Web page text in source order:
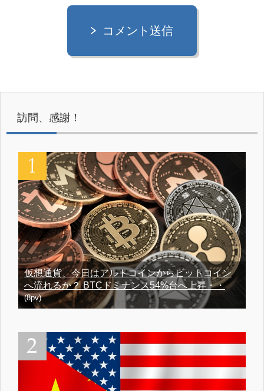
コメント送信
訪問、感謝！
仮想通貨、今日はアルトコインからビットコイン
へ流れるか？ BTCドミナンス54%台へ上昇・・
(8pv)